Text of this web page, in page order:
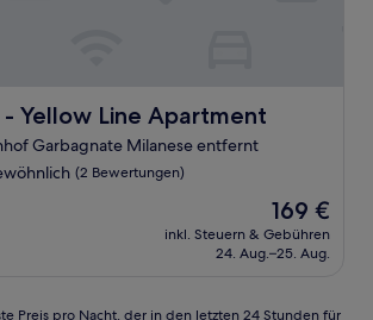
Yellow Line Apartment
Line Apartment
Garbagnate Milanese entfernt
(2 Bewertungen)
Der
Preis
beträgt
169 €
inkl. Steuern & Gebühren
24. Aug.–25. Aug.
Preis pro Nacht, der in den letzten 24 Stunden für